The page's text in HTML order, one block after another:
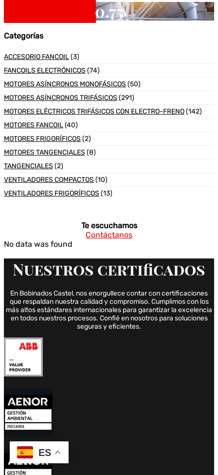
0.75
Categorías
ACCESORIO FANCOIL(3)
FANCOILS ELECTRÓNICOS (74)
MOTORES ASÍNCRONOS MONOFÁSICOS (50)
MOTORES ASÍNCRONOS TRIFÁSICOS (291)
MOTORES ELÉCTRICOS TRIFÁSICOS CON ELECTRO-FRENO(142)
MOTORES FANCOIL(40)
MOTORES FRIGORÍFICOS (2)
MOTORES TANGENCIALES (8)
TANGENCIALES (2)
VENTILADORES COMPACTOS (10)
VENTILADORES FRIGORÍFICOS (13)
Te escuchamos
Contáctanos
No data was found
Nuestros certificados
En Bobinados Castel, nos enorgullece contar con certificaciones
que respaldan nuestra calidad y compromiso. Cumplimos con los
más altos estándares internacionales para garantizar la excelencia
en todos nuestros procesos. Confié en nosotros para soluciones
seguras y eficientes.
ES